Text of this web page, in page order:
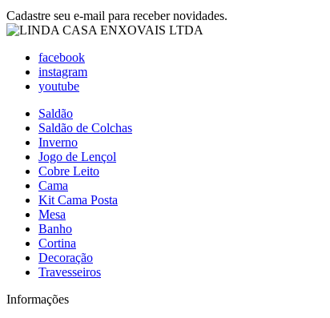
Cadastre seu e-mail para receber novidades.
facebook
instagram
youtube
Saldão
Saldão de Colchas
Inverno
Jogo de Lençol
Cobre Leito
Cama
Kit Cama Posta
Mesa
Banho
Cortina
Decoração
Travesseiros
Informações